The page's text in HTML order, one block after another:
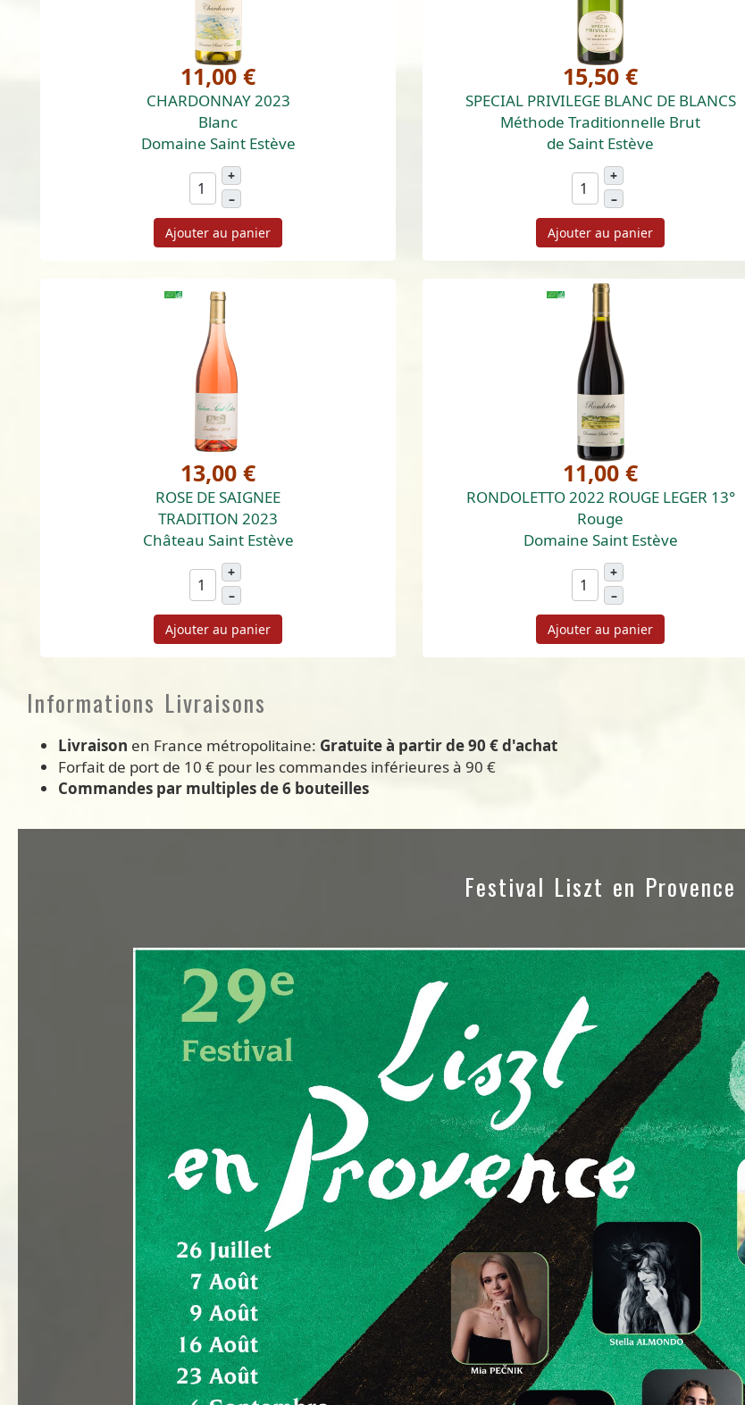
11,00 €
CHARDONNAY 2023
Blanc
Domaine Saint Estève
+
–
Ajouter au panier
15,50 €
SPECIAL PRIVILEGE BLANC DE BLANCS
Méthode Traditionnelle Brut
de Saint Estève
+
–
Ajouter au panier
13,00 €
ROSE DE SAIGNEE
TRADITION 2023
Château Saint Estève
+
–
Ajouter au panier
11,00 €
RONDOLETTO 2022 ROUGE LEGER 13°
Rouge
Domaine Saint Estève
+
–
Ajouter au panier
Informations Livraisons
Livraison en France métropolitaine: Gratuite à partir de 90 € d'achat
Forfait de port de 10 € pour les commandes inférieures à 90 €
Commandes par multiples de 6 bouteilles
Festival Liszt en Provence